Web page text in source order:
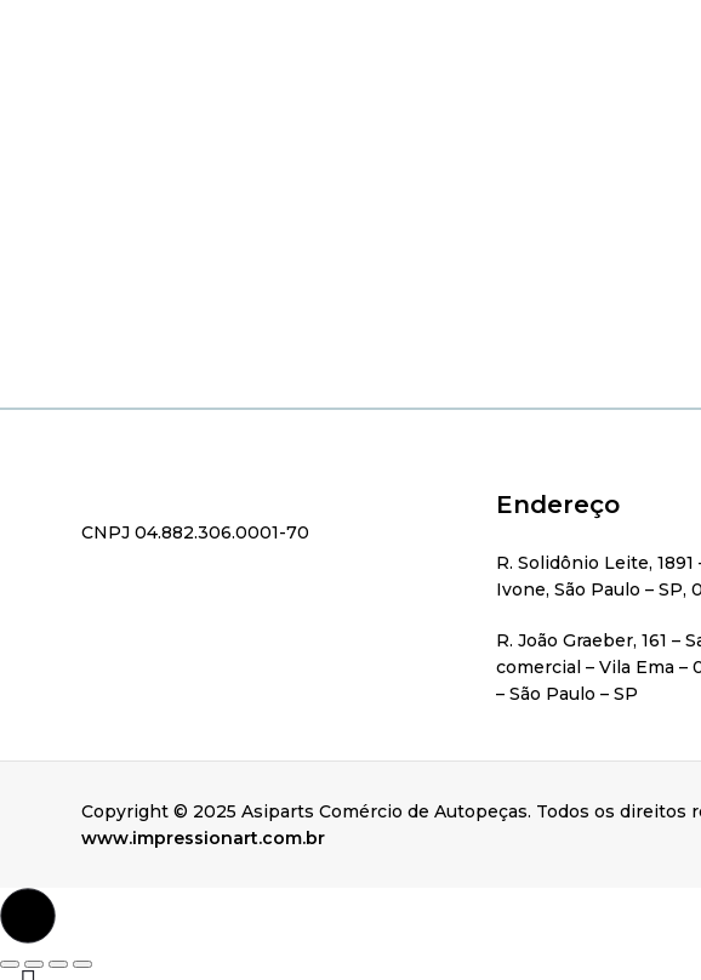
CNPJ 04.882.306.0001-70
Endereço
R. Solidônio Leite, 1891
Ivone, São Paulo – SP,
R. João Graeber, 161 –
comercial – Vila Ema –
– São Paulo – SP
Copyright © 2025 Asiparts Comércio de Autopeças. Todos os direitos
www.impressionart.com.br